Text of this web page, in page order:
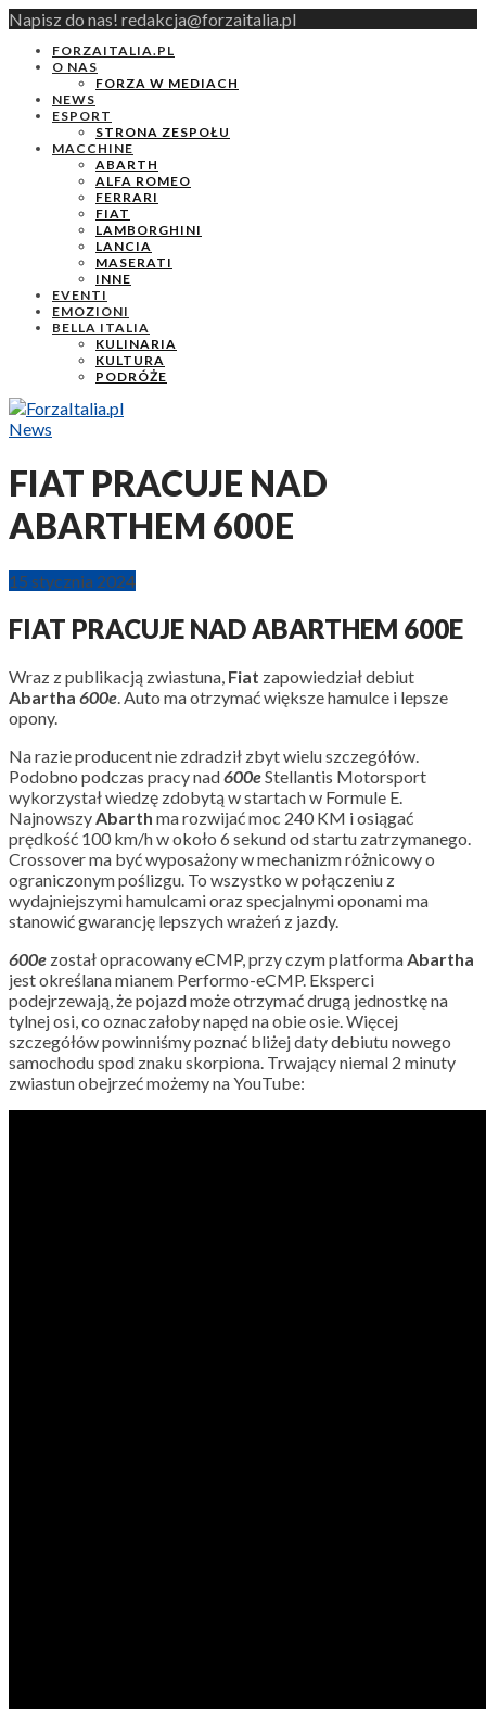
Napisz do nas! redakcja@forzaitalia.pl
FORZAITALIA.PL
O NAS
FORZA W MEDIACH
NEWS
ESPORT
STRONA ZESPOŁU
MACCHINE
ABARTH
ALFA ROMEO
FERRARI
FIAT
LAMBORGHINI
LANCIA
MASERATI
INNE
EVENTI
EMOZIONI
BELLA ITALIA
KULINARIA
KULTURA
PODRÓŻE
News
FIAT PRACUJE NAD
ABARTHEM 600E
15 stycznia 2024
FIAT PRACUJE NAD ABARTHEM 600E
Wraz z publikacją zwiastuna, Fiat zapowiedział debiut
Abartha 600e . Auto ma otrzymać większe hamulce i lepsze
opony.
Na razie producent nie zdradził zbyt wielu szczegółów.
Podobno podczas pracy nad600eStellantis Motorsport
wykorzystał wiedzę zdobytą w startach w Formule E.
Najnowszy Abarth ma rozwijać moc 240 KM i osiągać
prędkość 100 km/h w około 6 sekund od startu zatrzymanego.
Crossover ma być wyposażony w mechanizm różnicowy o
ograniczonym poślizgu. To wszystko w połączeniu z
wydajniejszymi hamulcami oraz specjalnymi oponami ma
stanowić gwarancję lepszych wrażeń z jazdy.
600e został opracowany eCMP, przy czym platforma Abartha
jest określana mianem Performo-eCMP. Eksperci
podejrzewają, że pojazd może otrzymać drugą jednostkę na
tylnej osi, co oznaczałoby napęd na obie osie. Więcej
szczegółów powinniśmy poznać bliżej daty debiutu nowego
samochodu spod znaku skorpiona. Trwający niemal 2 minuty
zwiastun obejrzeć możemy na YouTube: